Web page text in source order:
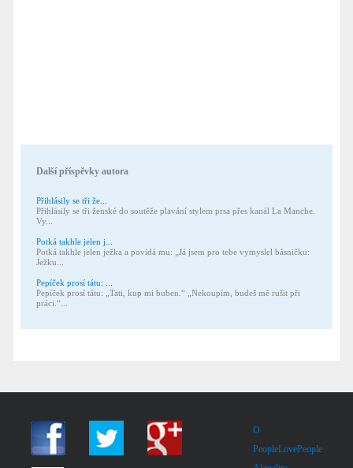
Další příspěvky autora
Přihlásily se tři že...
Přihlásily se tři ženské do soutěže plavání stylem prsa přes kanál La Manche.
Vy...
Potká takhle jelen j...
Potká takhle jelen ježka a povídá mu: „Já jsem pro tebe vymyslel básničku:
Ježku...
Pepíček prosí tátu: ...
Pepíček prosí tátu: „Tati, kup mi buben.“ „Nekoupím, budeš mě rušit při
práci.“...
O
PeopleLovePeople